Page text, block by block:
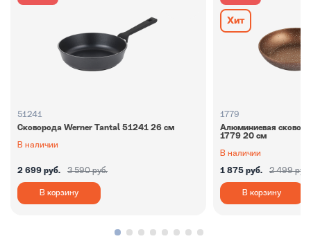
51241
Сковорода Werner Tantal 51241 26 см
В наличии
2 699 руб. 3 590 руб.
В корзину
Хит
1779
Алюминиевая
1779 20 см
В наличии
1 875 руб. 2 499 руб.
В корзину